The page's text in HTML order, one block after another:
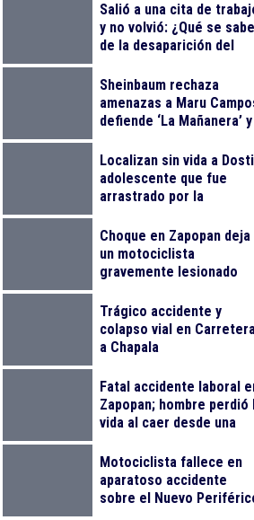
Salió a una cita de
y no volvió: ¿Qué se sabe
de la desaparición del
Cabezas Talavera?
Sheinbaum rechaza
amenazas a Maru
defiende ‘La Mañanera’ y
de Reforestación
Localizan sin vida a
adolescente que fue
arrastrado por la
de Oblatos
Choque en Zapopan deja
un motociclista
gravemente lesionado
Trágico accidente y
colapso vial en
a Chapala
Fatal accidente laboral
Zapopan; hombre perdió
vida al caer desde una
Motociclista fallece en
aparatoso accidente
sobre el Nuevo